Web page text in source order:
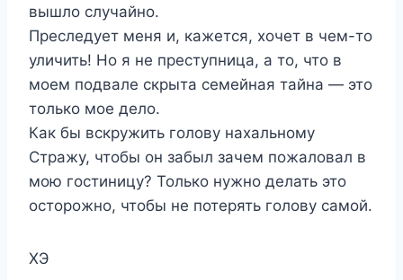
вышло случайно.
Преследует меня и, кажется, хочет в чем-то
уличить! Но я не преступница, а то, что в
моем подвале скрыта семейная тайна — это
только мое дело.
Как бы вскружить голову нахальному
Стражу, чтобы он забыл зачем пожаловал в
мою гостиницу? Только нужно делать это
осторожно, чтобы не потерять голову самой.
ХЭ